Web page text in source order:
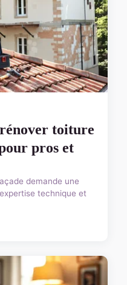
toiture
pros et
demande une
technique et